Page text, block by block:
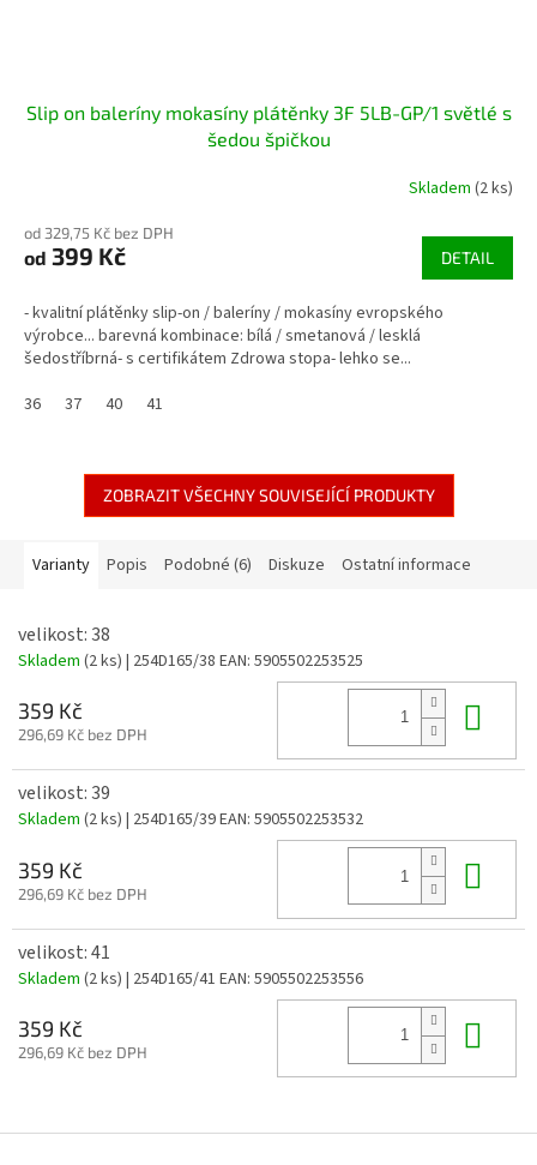
Slip on baleríny mokasíny plátěnky 3F 5LB-GP/1 světlé s
šedou špičkou
Skladem (2 ks)
od 329,75 Kč bez DPH
od 399 Kč DETAIL
- kvalitní plátěnky slip-on / baleríny / mokasíny evropského
výrobce... barevná kombinace: bílá / smetanová / lesklá
šedostříbrná- s certifikátem Zdrowa stopa- lehko se...
36
37 40 41
ZOBRAZIT VŠECHNY SOUVISEJÍCÍ PRODUKTY
Varianty Popis Podobné (6) Diskuze Ostatní informace
velikost: 38
Skladem (2 ks) | 254D165/38 EAN: 5905502253525
359 Kč
296,69 Kč bez DPH
velikost: 39
Skladem (2 ks) | 254D165/39EAN: 5905502253532
359 Kč
296,69 Kč bez DPH
velikost: 41
Skladem (2 ks) | 254D165/41 EAN: 5905502253556
359 Kč
296,69 Kč bez DPH